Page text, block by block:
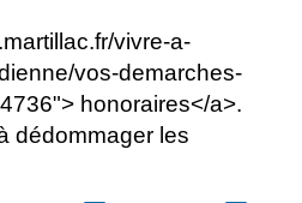
vivre-a-
vos-demarches-
honoraires</a>.
dédommager les